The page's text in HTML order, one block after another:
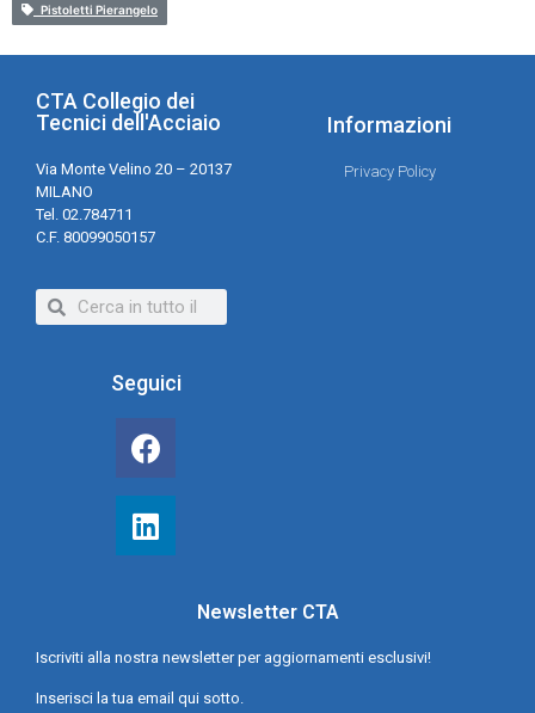
Pistoletti Pierangelo
CTA Collegio dei
Tecnici dell'Acciaio
Via Monte Velino 20 – 20137
MILANO
Tel. 02.784711
C.F. 80099050157
Informazioni
Privacy Policy
Seguici
Newsletter CTA
Iscriviti alla nostra newsletter per aggiornamenti esclusivi!
Inserisci la tua email qui sotto.